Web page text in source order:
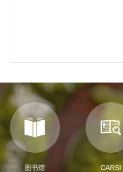
图书馆 CARSI